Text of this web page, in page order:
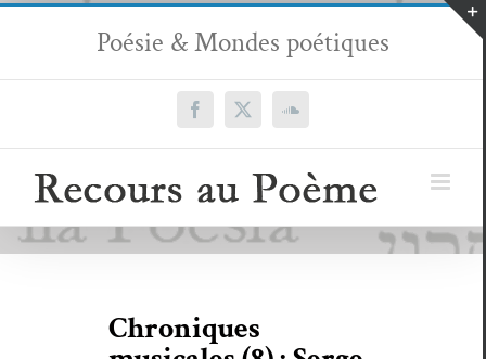
Passer
contenu
Poésie & Mondes poétiques
Facebook
X SoundCloud
Chroniques